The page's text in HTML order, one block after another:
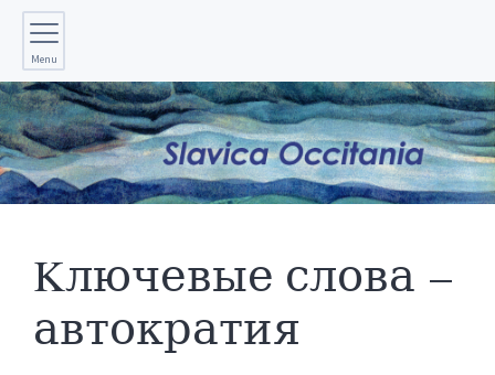
Menu
Kлючевые слова –
автократия